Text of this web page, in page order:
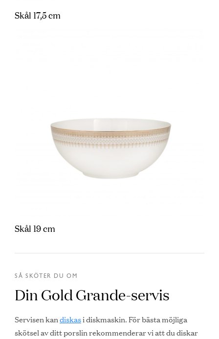
Skål 17,5 cm
Skål 19 cm
SÅ SKÖTER DU OM
Din Gold Grande-servis
Servisen kandiskasi diskmaskin. För bästa möjliga
skötsel av ditt porslin rekommenderar vi att du diskar